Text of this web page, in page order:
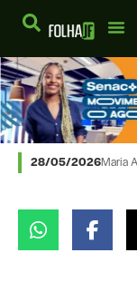
28/05/2026Maria